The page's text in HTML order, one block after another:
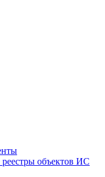
объектов ИС